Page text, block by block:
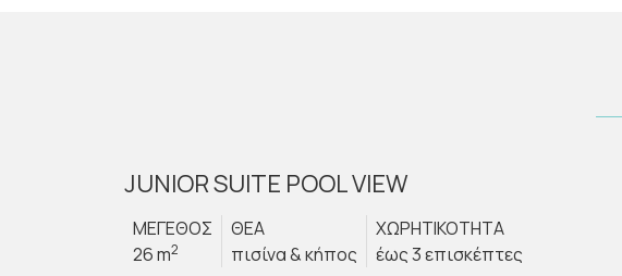
JUNIOR SUITE POOL VIEW
ΜΕΓΕΘΟΣ
26 m2
ΘΕΑ
πισίνα & κήπος
ΧΩΡΗΤΙΚΟΤΗΤΑ
έως 3 επισκέπτες